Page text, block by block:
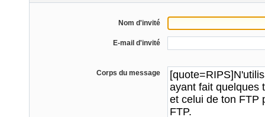
Nom d'invité
E-mail d'invité
Corps du message